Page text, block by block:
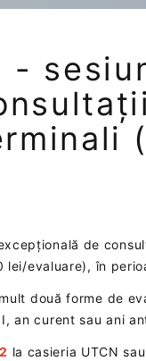
-
de
lei/evaluare), în
două forme de
an curent sau ani
la casieria UTCN